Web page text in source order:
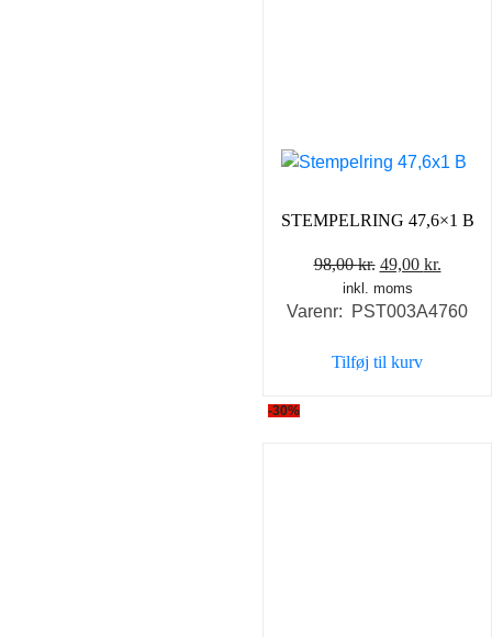
STEMPELRING 47,6×1 B
98,00kr. Den
oprindelige
pris
98,00 kr..
49,00 kr.
pris
inkl. moms
Varenr: PST003A4760
Tilføj til kurv
-30%